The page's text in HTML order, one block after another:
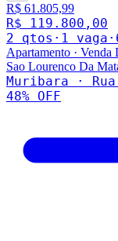
R$ 61.805,99
R$ 119.800,00
2 qtos · 1 vaga ·
Apartamento · Venda
Sao Lourenco Da
Muribara ·
48% OFF